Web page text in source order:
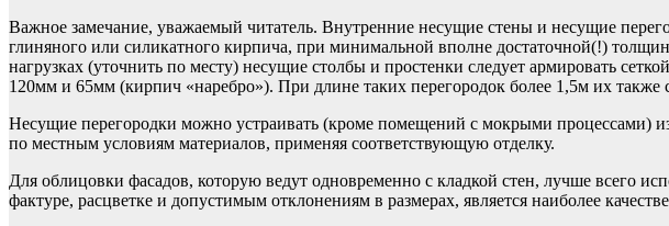
Важное замечание, уважаемый читатель. Внутренние несущие стены и несущие
глиняного или силикатного кирпича, при минимальной вполне достаточной(!)
нагрузках (уточнить по месту) несущие столбы и простенки следует армировать
120мм и 65мм (кирпич «наребро»). При длине таких перегородок более 1,5м их также
Несущие перегородки можно устраивать (кроме помещений с мокрыми процессами)
по местным условиям материалов, применяя соответствующую отделку.
Для облицовки фасадов, которую ведут одновременно с кладкой стен, лучше всего
фактуре, расцветке и допустимым отклонениям в размерах, является наиболее